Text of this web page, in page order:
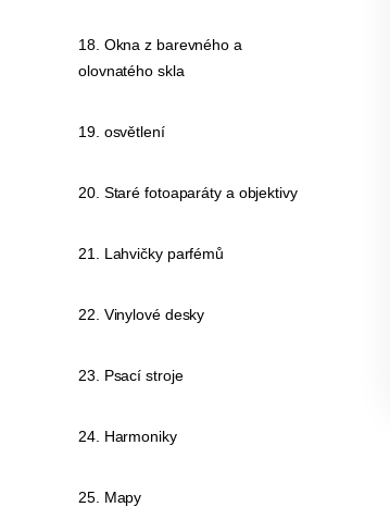
18. Okna z barevného a
olovnatého skla
19. osvětlení
20. Staré fotoaparáty a objektivy
21. Lahvičky parfémů
22. Vinylové desky
23. Psací stroje
24. Harmoniky
25. Mapy